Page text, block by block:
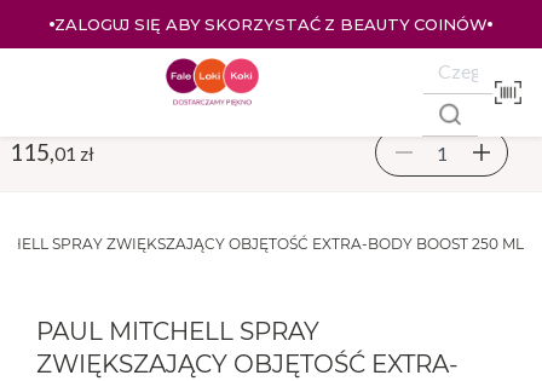
ZALOGUJ SIĘ ABY SKORZYSTAĆ Z BEAUTY COINÓW
SPRAY ZWIĘKSZAJĄCY OBJĘTOŚĆ EXTRA-BODY BOOST 250 ML
PAUL MITCHELL SPRAY
ZWIĘKSZAJĄCY OBJĘTOŚĆ EXTRA-
115, 01 zł